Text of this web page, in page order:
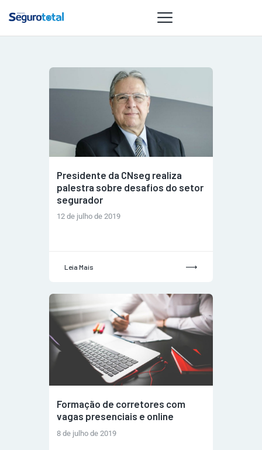
NOTÍCIAS
REVISTA
ESPECIAIS
GAIVOTA DE
OURO
MULHERES
GESTORAS
HOMEST
Presidente da CNseg realiza
palestra sobre desafios do setor
segurador
12 de julho de 2019
Leia Mais
Formação de corretores com
vagas presenciais e online
8 de julho de 2019